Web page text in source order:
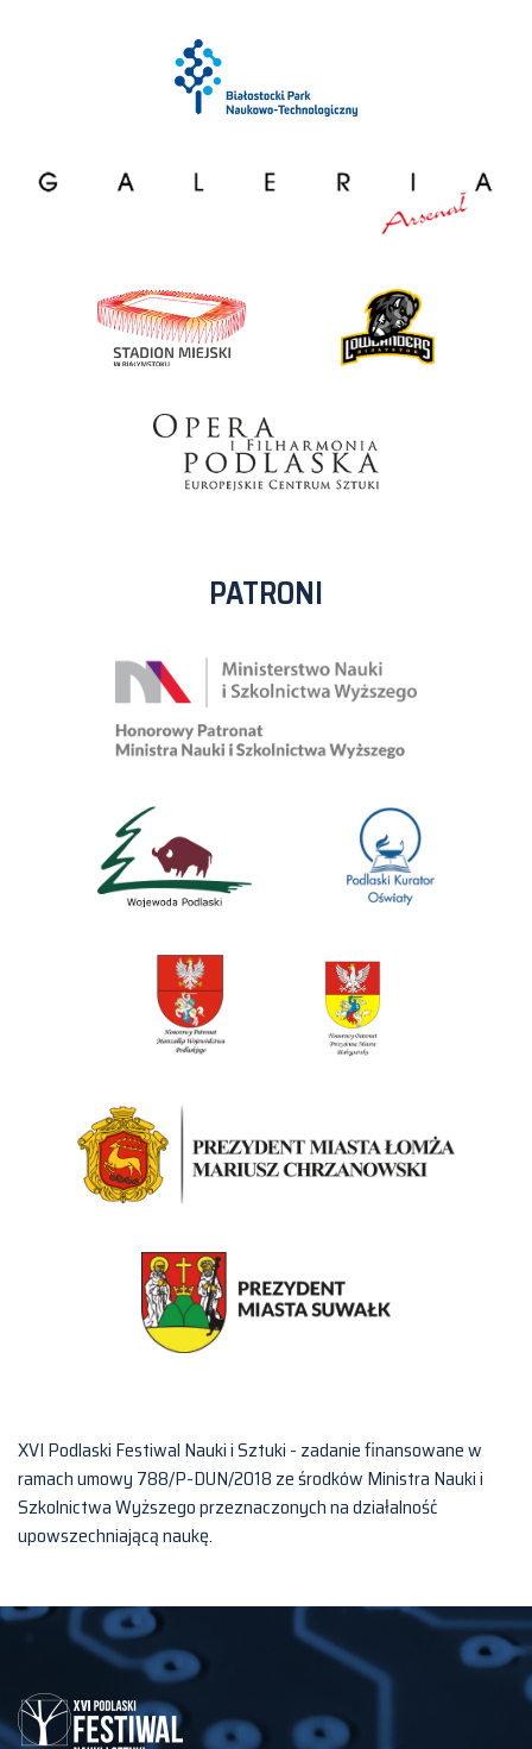
PATRONI
XVI Podlaski Festiwal Nauki i Sztuki - zadanie finansowane w
ramach umowy 788/P-DUN/2018 ze środków Ministra Nauki i
Szkolnictwa Wyższego przeznaczonych na działalność
upowszechniającą naukę.